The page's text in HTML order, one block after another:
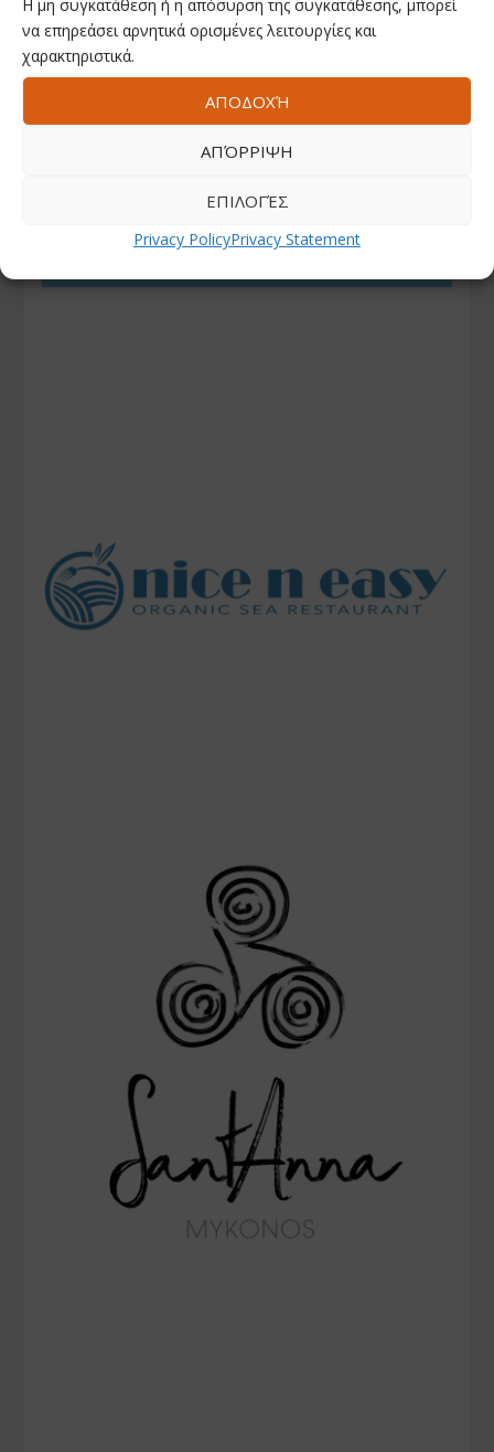
Η μη συγκατάθεση ή η απόσυρση της συγκατάθεσης, μπορεί
να επηρεάσει αρνητικά ορισμένες λειτουργίες και
χαρακτηριστικά.
ΑΠΟΔΟΧΉ
ΑΠΌΡΡΙΨΗ
ΕΠΙΛΟΓΈΣ
Privacy PolicyPrivacy Statement